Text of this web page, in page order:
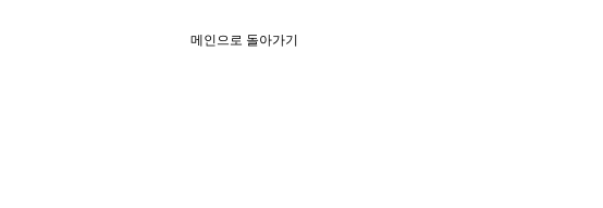
메인으로 돌아가기